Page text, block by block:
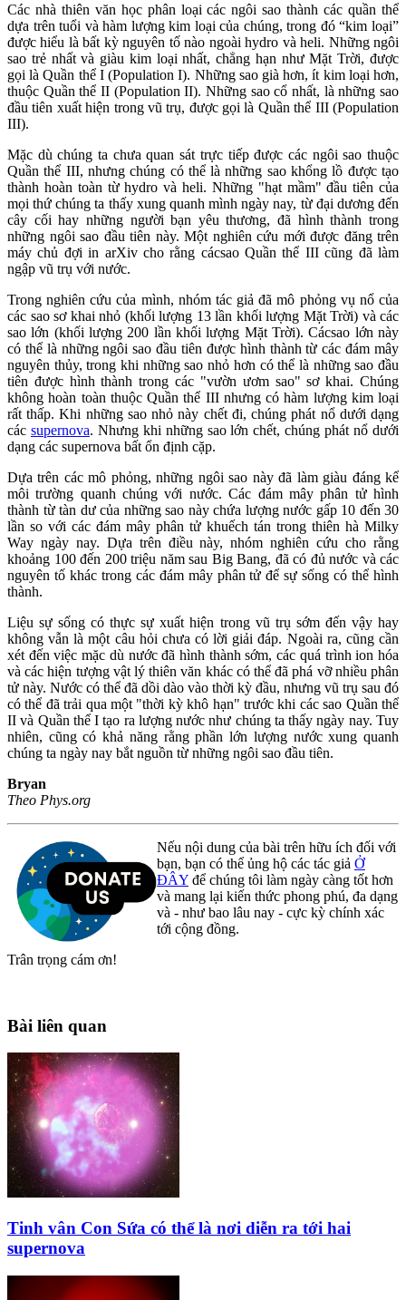
Các nhà thiên văn học phân loại các ngôi sao thành các quần thể
dựa trên tuổi và hàm lượng kim loại của chúng, trong đó “kim loại”
được hiểu là bất kỳ nguyên tố nào ngoài hydro và heli. Những ngôi
sao trẻ nhất và giàu kim loại nhất, chẳng hạn như Mặt Trời, được
gọi là Quần thể I (Population I). Những sao già hơn, ít kim loại hơn,
thuộc Quần thể II (Population II). Những sao cổ nhất, là những sao
đầu tiên xuất hiện trong vũ trụ, được gọi là Quần thể III (Population
III).
Mặc dù chúng ta chưa quan sát trực tiếp được các ngôi sao thuộc
Quần thể III, nhưng chúng có thể là những sao khổng lồ được tạo
thành hoàn toàn từ hydro và heli. Những "hạt mầm" đầu tiên của
mọi thứ chúng ta thấy xung quanh mình ngày nay, từ đại dương đến
cây cối hay những người bạn yêu thương, đã hình thành trong
những ngôi sao đầu tiên này. Một nghiên cứu mới được đăng trên
máy chủ đợi in arXiv cho rằng cácsao Quần thể III cũng đã làm
ngập vũ trụ với nước.
Trong nghiên cứu của mình, nhóm tác giả đã mô phỏng vụ nổ của
các sao sơ khai nhỏ (khối lượng 13 lần khối lượng Mặt Trời) và các
sao lớn (khối lượng 200 lần khối lượng Mặt Trời). Cácsao lớn này
có thể là những ngôi sao đầu tiên được hình thành từ các đám mây
nguyên thủy, trong khi những sao nhỏ hơn có thể là những sao đầu
tiên được hình thành trong các "vườn ươm sao" sơ khai. Chúng
không hoàn toàn thuộc Quần thể III nhưng có hàm lượng kim loại
rất thấp. Khi những sao nhỏ này chết đi, chúng phát nổ dưới dạng
các supernova. Nhưng khi những sao lớn chết, chúng phát nổ dưới
dạng các supernova bất ổn định cặp.
Dựa trên các mô phỏng, những ngôi sao này đã làm giàu đáng kể
môi trường quanh chúng với nước. Các đám mây phân tử hình
thành từ tàn dư của những sao này chứa lượng nước gấp 10 đến 30
lần so với các đám mây phân tử khuếch tán trong thiên hà Milky
Way ngày nay. Dựa trên điều này, nhóm nghiên cứu cho rằng
khoảng 100 đến 200 triệu năm sau Big Bang, đã có đủ nước và các
nguyên tố khác trong các đám mây phân tử để sự sống có thể hình
thành.
Liệu sự sống có thực sự xuất hiện trong vũ trụ sớm đến vậy hay
không vẫn là một câu hỏi chưa có lời giải đáp. Ngoài ra, cũng cần
xét đến việc mặc dù nước đã hình thành sớm, các quá trình ion hóa
và các hiện tượng vật lý thiên văn khác có thể đã phá vỡ nhiều phân
tử này. Nước có thể đã dồi dào vào thời kỳ đầu, nhưng vũ trụ sau đó
có thể đã trải qua một "thời kỳ khô hạn" trước khi các sao Quần thể
II và Quần thể I tạo ra lượng nước như chúng ta thấy ngày nay. Tuy
nhiên, cũng có khả năng rằng phần lớn lượng nước xung quanh
chúng ta ngày nay bắt nguồn từ những ngôi sao đầu tiên.
Bryan
Theo Phys.org
Nếu nội dung của bài trên hữu ích đối với
bạn, bạn có thể ủng hộ các tác giả Ở
ĐÂY để chúng tôi làm ngày càng tốt hơn
và mang lại kiến thức phong phú, đa dạng
và - như bao lâu nay - cực kỳ chính xác
tới cộng đồng.
Trân trọng cám ơn!
Bài liên quan
Tinh vân Con Sứa có thể là nơi diễn ra tới hai
supernova